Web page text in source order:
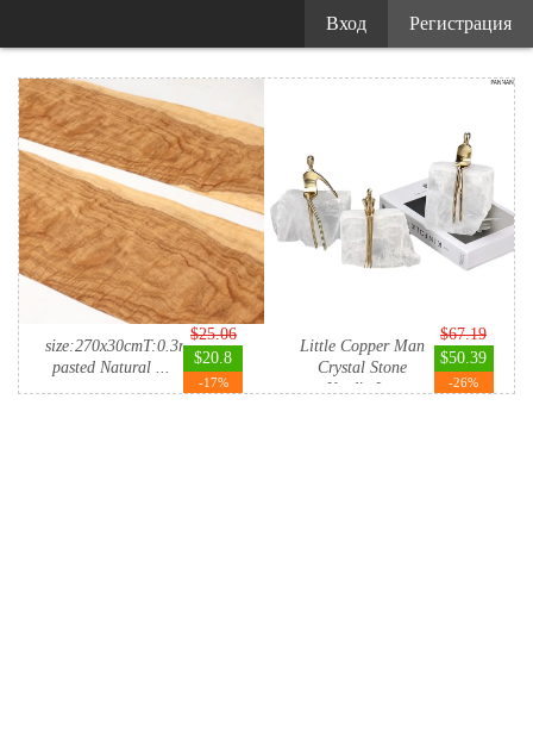
size:270x30cmT:0.3mmHand-
pasted Natural ...
$25.06
$20.8
-17%
Little Copper Man
Crystal Stone
Nordic L...
$67.19
$50.39
-26%
Регистрация
Вход